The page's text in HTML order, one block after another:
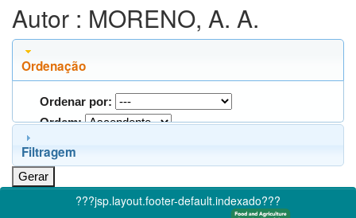
Autor : MORENO, A. A.
Ordenação
Ordenar por:
Ordem:
Filtragem
???jsp.layout.footer-default.indexado???